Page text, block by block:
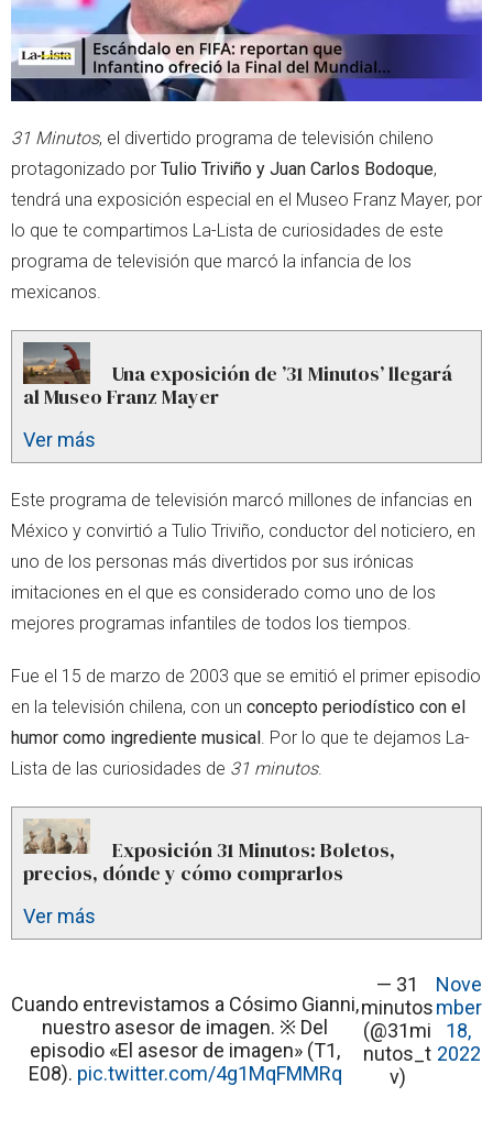
31 Minutos, el divertido programa de televisión chileno
protagonizado por Tulio Triviño y Juan Carlos Bodoque,
tendrá una exposición especial en el Museo Franz Mayer, por
lo que te compartimos La-Lista de curiosidades de este
programa de televisión que marcó la infancia de los
mexicanos.
Una exposición de ’31 Minutos’ llegará
al Museo Franz Mayer
Ver más
Este programa de televisión marcó millones de infancias en
México y convirtió a Tulio Triviño, conductor del noticiero, en
uno de los personas más divertidos por sus irónicas
imitaciones en el que es considerado como uno de los
mejores programas infantiles de todos los tiempos.
Fue el 15 de marzo de 2003 que se emitió el primer episodio
en la televisión chilena, con un concepto periodístico con el
humor como ingrediente musical . Por lo que te dejamos La-
Lista de las curiosidades de 31 minutos.
Exposición 31 Minutos: Boletos,
precios, dónde y cómo comprarlos
Ver más
Cuando entrevistamos a Cósimo Gianni,
nuestro asesor de imagen. ※ Del
episodio «El asesor de imagen» (T1,
E08). pic.twitter.com/4g1MqFMMRq
— 31
minutos
(@31mi
nutos_t
v)
Nove
mber
18,
2022